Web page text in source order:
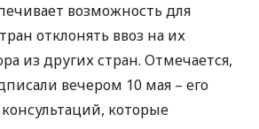
возможность для
отклонять ввоз на их
из других стран. Отмечается,
вечером 10 мая – его
которые